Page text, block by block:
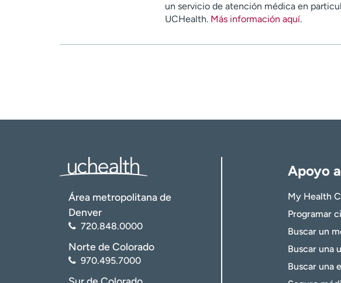
un servicio de atención médica en
UCHealth. Más información aquí.
Área metropolitana de
Denver
720.848.0000
Norte de Colorado
970.495.7000
Apoyo
My Health
Programar
Buscar un
Buscar una
Buscar una